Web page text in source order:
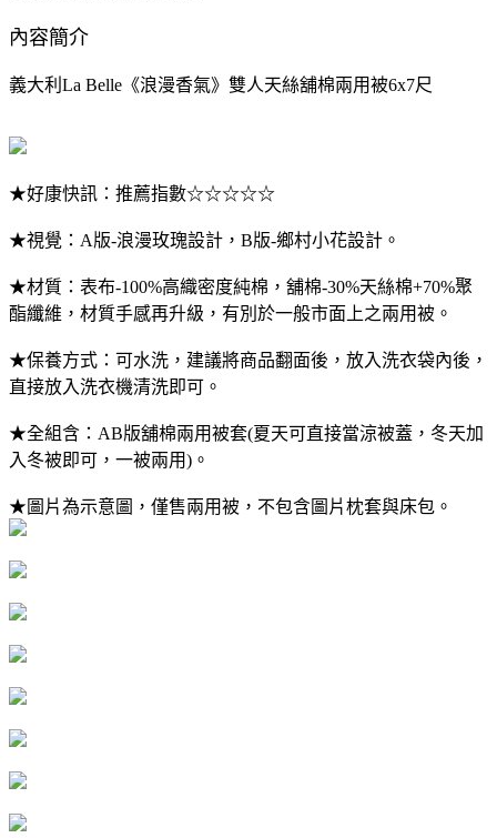
內容簡介
義大利La Belle《浪漫香氣》雙人天絲舖棉兩用被6x7尺
★好康快訊：推薦指數☆☆☆☆☆
★視覺：A版-浪漫玫瑰設計，B版-鄉村小花設計。
★材質：表布-100%高織密度純棉，舖棉-30%天絲棉+70%聚
酯纖維，材質手感再升級，有別於一般市面上之兩用被。
★保養方式：可水洗，建議將商品翻面後，放入洗衣袋內後，
直接放入洗衣機清洗即可。
★全組含：AB版舖棉兩用被套(夏天可直接當涼被蓋，冬天加
入冬被即可，一被兩用)。
★圖片為示意圖，僅售兩用被，不包含圖片枕套與床包。